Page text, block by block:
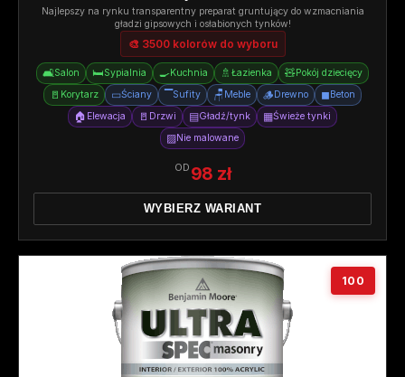
Najlepszy na rynku transparentny preparat gruntujący do wzmacniania
gładzi gipsowych i osłabionych tynków!
🎨 3500 kolorów do wyboru
🛋️Salon 🛏️Sypialnia 🍳Kuchnia 🚿 Łazienka 🧸Pokój dziecięcy
🚪 Korytarz ▭Ściany ▔Sufity 🪑 Meble 🪵Drewno ◼Beton
🏠 Elewacja 🚪 Drzwi ▤Gładź/tynk ▦Świeże tynki
▨Nie malowane
OD 98 zł
WYBIERZ WARIANT
100